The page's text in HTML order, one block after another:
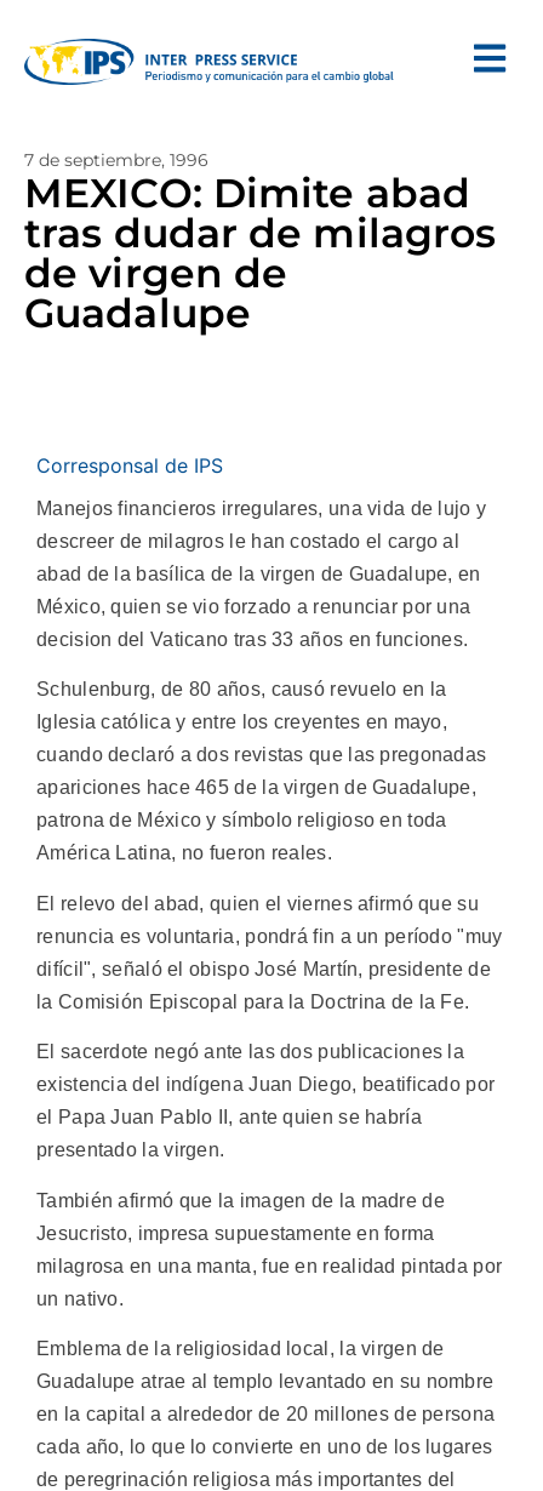
7 de septiembre, 1996
MEXICO: Dimite abad
tras dudar de milagros
de virgen de
Guadalupe
Corresponsal de IPS
Manejos financieros irregulares, una vida de lujo y
descreer de milagros le han costado el cargo al
abad de la basílica de la virgen de Guadalupe, en
México, quien se vio forzado a renunciar por una
decision del Vaticano tras 33 años en funciones.
Schulenburg, de 80 años, causó revuelo en la
Iglesia católica y entre los creyentes en mayo,
cuando declaró a dos revistas que las pregonadas
apariciones hace 465 de la virgen de Guadalupe,
patrona de México y símbolo religioso en toda
América Latina, no fueron reales.
El relevo del abad, quien el viernes afirmó que su
renuncia es voluntaria, pondrá fin a un período "muy
difícil", señaló el obispo José Martín, presidente de
la Comisión Episcopal para la Doctrina de la Fe.
El sacerdote negó ante las dos publicaciones la
existencia del indígena Juan Diego, beatificado por
el Papa Juan Pablo II, ante quien se habría
presentado la virgen.
También afirmó que la imagen de la madre de
Jesucristo, impresa supuestamente en forma
milagrosa en una manta, fue en realidad pintada por
un nativo.
Emblema de la religiosidad local, la virgen de
Guadalupe atrae al templo levantado en su nombre
en la capital a alrededor de 20 millones de persona
cada año, lo que lo convierte en uno de los lugares
de peregrinación religiosa más importantes del